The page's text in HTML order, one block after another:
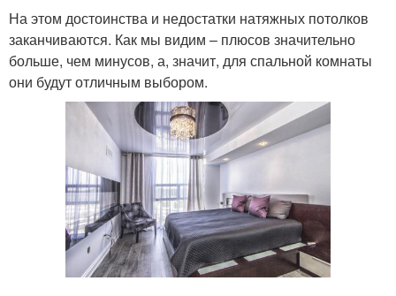
На этом достоинства и недостатки натяжных потолков
заканчиваются. Как мы видим – плюсов значительно
больше, чем минусов, а, значит, для спальной комнаты
они будут отличным выбором.